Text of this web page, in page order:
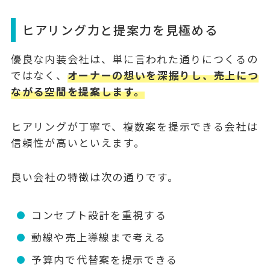
ヒアリング力と提案力を見極める
優良な内装会社は、単に言われた通りにつくるの
ではなく、 オーナーの想いを深掘りし、売上につ
ながる空間を提案します。
ヒアリングが丁寧で、複数案を提示できる会社は
信頼性が高いといえます。
良い会社の特徴は次の通りです。
コンセプト設計を重視する
動線や売上導線まで考える
予算内で代替案を提示できる